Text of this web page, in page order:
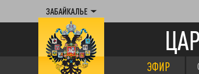
ЗАБАЙКАЛЬЕ
ЭФИР